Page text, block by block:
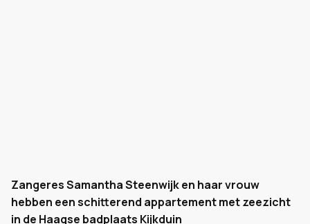
Zangeres Samantha Steenwijk en haar vrouw
hebben een schitterend appartement met zeezicht
in de Haagse badplaats Kijkduin